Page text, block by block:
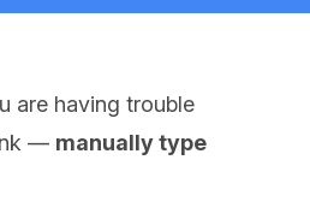
are having trouble
— manually type